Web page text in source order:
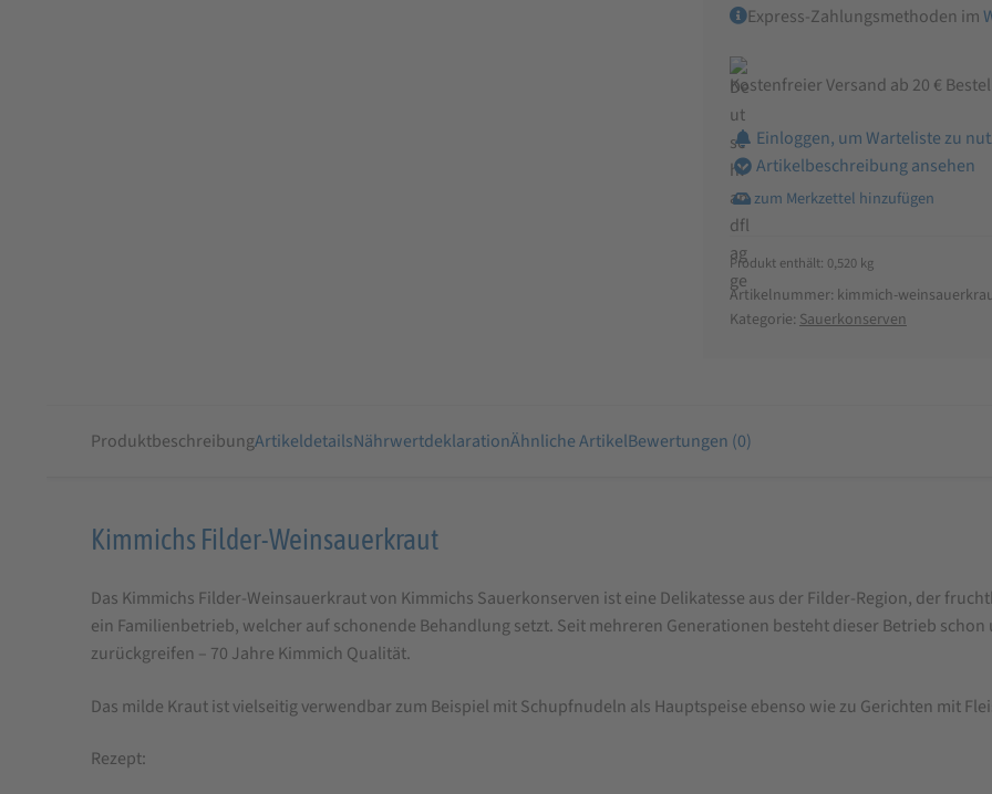
Express-Zahlungsmethoden im
Kostenfreier Versand ab 20 €
Einloggen, um Warteliste zu
Artikelbeschreibung ansehen
Produkt enthält: 0,520 kg
Artikelnummer: kimmich-
Kategorie: Sauerkonserven
ProduktbeschreibungArtikeldetailsNährwertdeklarationÄhnliche ArtikelBewertungen (0)
Produktbeschreibung
Kimmichs
Filder-
Kimmichs Filder-Weinsauerkraut
Das Kimmichs Filder-Weinsauerkraut von Kimmichs Sauerkonserven ist eine Delikatesse aus der Filder-Region, der
ein Familienbetrieb, welcher auf schonende Behandlung setzt. Seit mehreren Generationen besteht dieser Betrieb
zurückgreifen – 70 Jahre Kimmich Qualität.
Das milde Kraut ist vielseitig verwendbar zum Beispiel mit Schupfnudeln als Hauptspeise ebenso wie zu Gerichten mit
Rezept: